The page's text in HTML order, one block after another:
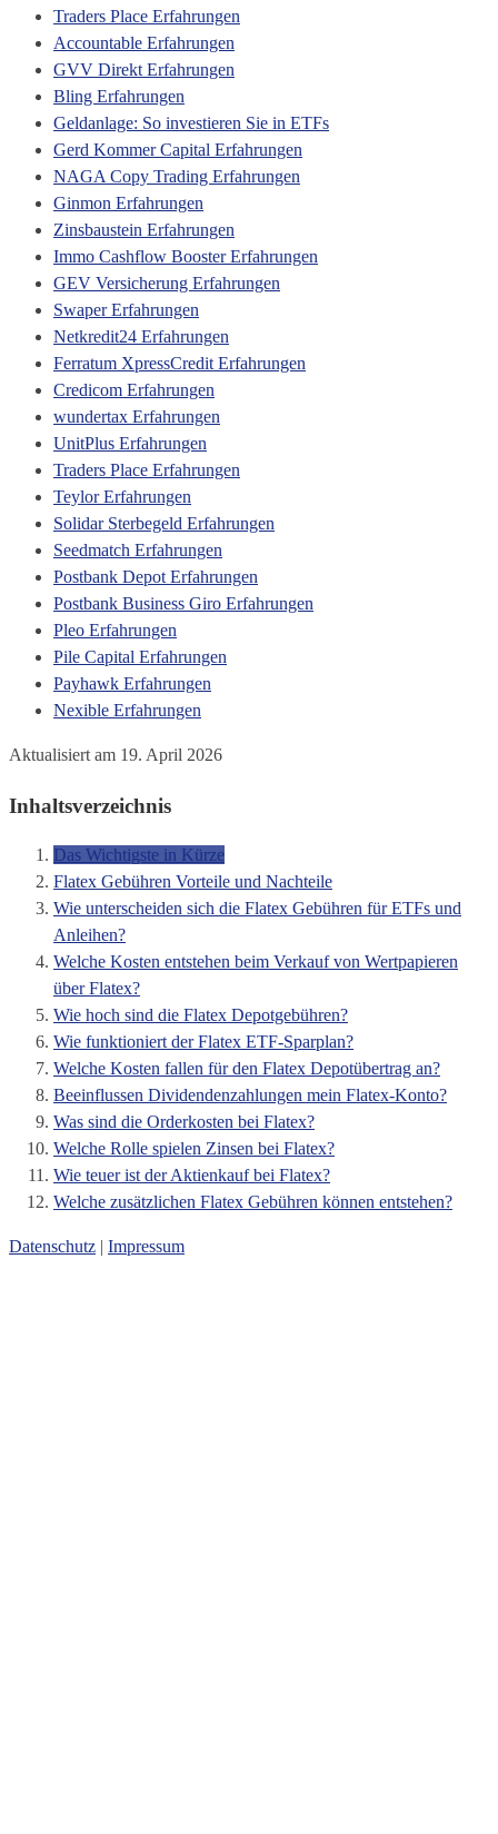
Traders Place Erfahrungen
Accountable Erfahrungen
GVV Direkt Erfahrungen
Bling Erfahrungen
Geldanlage: So investieren Sie in ETFs
Gerd Kommer Capital Erfahrungen
NAGA Copy Trading Erfahrungen
Ginmon Erfahrungen
Zinsbaustein Erfahrungen
Immo Cashflow Booster Erfahrungen
GEV Versicherung Erfahrungen
Swaper Erfahrungen
Netkredit24 Erfahrungen
Ferratum XpressCredit Erfahrungen
Credicom Erfahrungen
wundertax Erfahrungen
UnitPlus Erfahrungen
Traders Place Erfahrungen
Teylor Erfahrungen
Solidar Sterbegeld Erfahrungen
Seedmatch Erfahrungen
Postbank Depot Erfahrungen
Postbank Business Giro Erfahrungen
Pleo Erfahrungen
Pile Capital Erfahrungen
Payhawk Erfahrungen
Nexible Erfahrungen
Aktualisiert am 19. April 2026
Inhaltsverzeichnis
Das Wichtigste in Kürze
Flatex Gebühren Vorteile und Nachteile
Wie unterscheiden sich die Flatex Gebühren für ETFs und
Anleihen?
Welche Kosten entstehen beim Verkauf von Wertpapieren
über Flatex?
Wie hoch sind die Flatex Depotgebühren?
Wie funktioniert der Flatex ETF-Sparplan?
Welche Kosten fallen für den Flatex Depotübertrag an?
Beeinflussen Dividendenzahlungen mein Flatex-Konto?
Was sind die Orderkosten bei Flatex?
Welche Rolle spielen Zinsen bei Flatex?
Wie teuer ist der Aktienkauf bei Flatex?
Welche zusätzlichen Flatex Gebühren können entstehen?
Datenschutz | Impressum